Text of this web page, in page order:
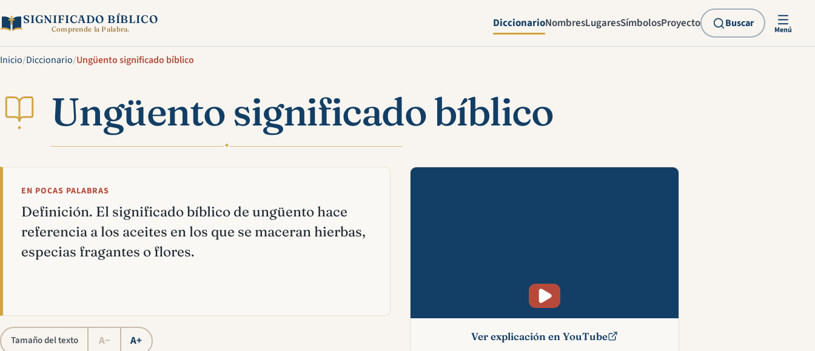
SIGNIFICADO BÍBLICO
Comprende la Palabra. DiccionarioNombresLugaresSímbolosProyecto Buscar
Menú
Inicio/Diccionario/Ungüento significado bíblico
✦ Ungüento significado bíblico
✦
EN POCAS PALABRAS
Definición. El significado bíblico de ungüento hace
referencia a los aceites en los que se maceran hierbas,
especias fragantes o flores.
Tamaño del texto A− A+
Mira esta explicación en vídeo
Ver explicación en YouTube